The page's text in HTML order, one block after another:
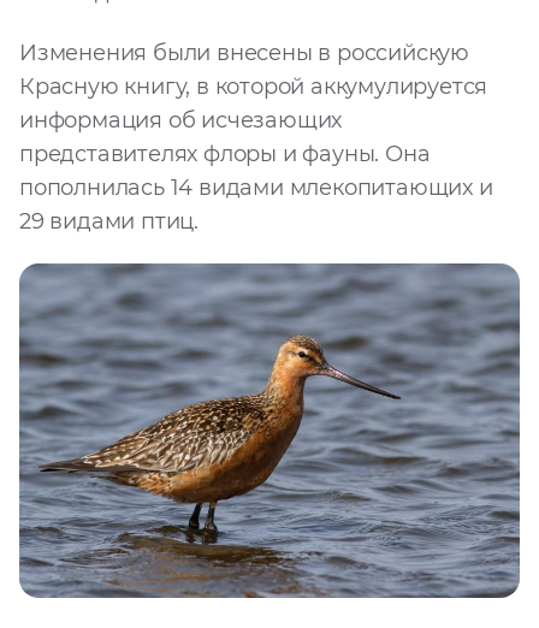
Изменения были внесены в российскую
Красную книгу, в которой аккумулируется
информация об исчезающих
представителях флоры и фауны. Она
пополнилась 14 видами млекопитающих и
29 видами птиц.